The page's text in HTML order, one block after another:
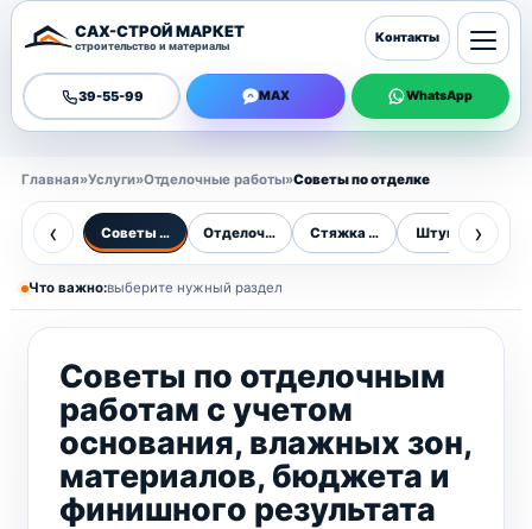
САХ-СТРОЙ МАРКЕТ
строительство и материалы
39-55-99 MAX WhatsApp
Контакты
Главная»Услуги»Отделочные работы»Советы по отделке
‹ Советы по отделкеОтделочные работыСтяжка пола Штукатурные
›
Что важно:выберите нужный раздел
Советы по отделочным
работам с учетом
основания, влажных зон,
материалов, бюджета и
финишного результата